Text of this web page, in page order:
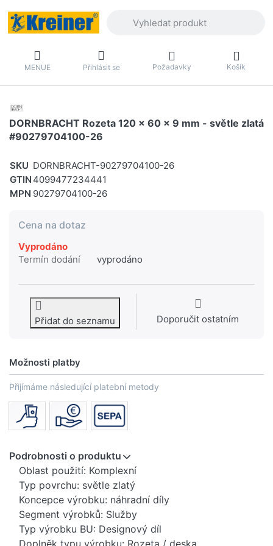
MENUE Přihlásit se Požadavky Košík
DORNBRACHT Rozeta 120 x 60 x 9 mm - světle zlatá
#90279704100-26
SKU DORNBRACHT-90279704100-26
GTIN 4099477234441
MPN 90279704100-26
Cena na dotaz
Vyprodáno
Termín dodání
vyprodáno
Přidat do seznamu Doporučit ostatním
Možnosti platby
Přijímáme následující platební metody
Podrobnosti o produktu
Oblast použití: Komplexní
Typ povrchu: světle zlatý
Koncepce výrobku: náhradní díly
Segment výrobků: Služby
Typ výrobku BU: Designový díl
Doplněk typu výrobku: Rozeta / deska